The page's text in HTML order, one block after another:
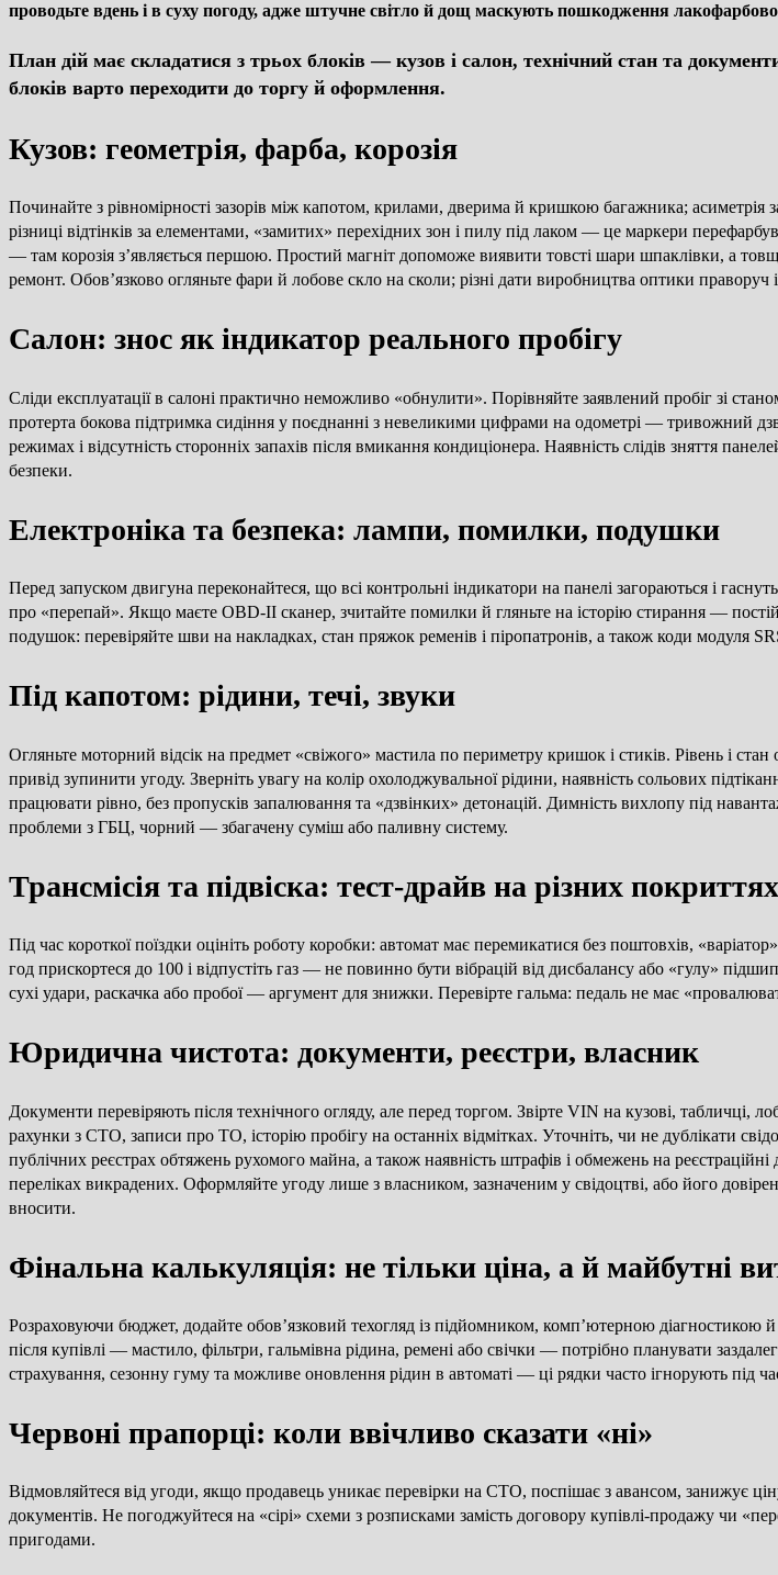
проводьте вдень і в суху погоду, адже штучне світло й дощ маскують пошкодження
План дій має складатися з трьох блоків — кузов і салон, технічний стан та
блоків варто переходити до торгу й оформлення.
Кузов: геометрія, фарба, корозія
Починайте з рівномірності зазорів між капотом, крилами, дверима й кришкою багажника;
різниці відтінків за елементами, «замитих» перехідних зон і пилу під лаком — це маркери
— там корозія з’являється першою. Простий магніт допоможе виявити товсті шари шпаклівки, а
ремонт. Обов’язково огляньте фари й лобове скло на сколи; різні дати виробництва оптики праворуч
Салон: знос як індикатор реального пробігу
Сліди експлуатації в салоні практично неможливо «обнулити». Порівняйте заявлений пробіг зі
протерта бокова підтримка сидіння у поєднанні з невеликими цифрами на одометрі — тривожний
режимах і відсутність сторонніх запахів після вмикання кондиціонера. Наявність слідів зняття
безпеки.
Електроніка та безпека: лампи, помилки, подушки
Перед запуском двигуна переконайтеся, що всі контрольні індикатори на панелі загораються і
про «перепай». Якщо маєте OBD-II сканер, зчитайте помилки й гляньте на історію стирання —
подушок: перевіряйте шви на накладках, стан пряжок ременів і піропатронів, а також коди модуля
Під капотом: рідини, течі, звуки
Огляньте моторний відсік на предмет «свіжого» мастила по периметру кришок і стиків. Рівень і
привід зупинити угоду. Зверніть увагу на колір охолоджувальної рідини, наявність сольових
працювати рівно, без пропусків запалювання та «дзвінких» детонацій. Димність вихлопу під
проблеми з ГБЦ, чорний — збагачену суміш або паливну систему.
Трансмісія та підвіска: тест-драйв на різних покриттях
Під час короткої поїздки оцініть роботу коробки: автомат має перемикатися без поштовхів,
год прискортеся до 100 і відпустіть газ — не повинно бути вібрацій від дисбалансу або «гулу»
сухі удари, раскачка або пробої — аргумент для знижки. Перевірте гальма: педаль не має
Юридична чистота: документи, реєстри, власник
Документи перевіряють після технічного огляду, але перед торгом. Звірте VIN на кузові, табличці,
рахунки з СТО, записи про ТО, історію пробігу на останніх відмітках. Уточніть, чи не дублікати
публічних реєстрах обтяжень рухомого майна, а також наявність штрафів і обмежень на
переліках викрадених. Оформляйте угоду лише з власником, зазначеним у свідоцтві, або його
вносити.
Фінальна калькуляція: не тільки ціна, а й майбутні
Розраховуючи бюджет, додайте обов’язковий техогляд із підйомником, комп’ютерною
після купівлі — мастило, фільтри, гальмівна рідина, ремені або свічки — потрібно планувати
страхування, сезонну гуму та можливе оновлення рідин в автоматі — ці рядки часто ігнорують під
Червоні прапорці: коли ввічливо сказати «ні»
Відмовляйтеся від угоди, якщо продавець уникає перевірки на СТО, поспішає з авансом, занижує
документів. Не погоджуйтеся на «сірі» схеми з розписками замість договору купівлі-продажу чи
пригодами.